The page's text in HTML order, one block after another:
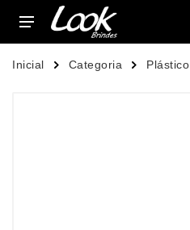
Inicial Categoria Plástico